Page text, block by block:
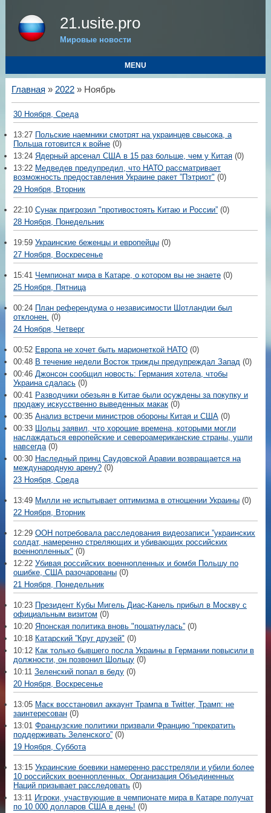
21.usite.pro
Мировые новости
MENU
Главная » 2022 » Ноябрь
30 Ноября, Среда
13:27 Польские наемники смотрят на украинцев свысока, а
Польша готовится к войне (0)
13:24 Ядерный арсенал США в 15 раз больше, чем у Китая (0)
13:22 Медведев предупредил, что НАТО рассматривает
возможность предоставления Украине ракет ”Пэтриот" (0)
29 Ноября, Вторник
22:10 Сунак пригрозил "противостоять Китаю и России” (0)
28 Ноября, Понедельник
19:59 Украинские беженцы и европейцы (0)
27 Ноября, Воскресенье
15:41 Чемпионат мира в Катаре, о котором вы не знаете (0)
25 Ноября, Пятница
00:24 План референдума о независимости Шотландии был
отклонен. (0)
24 Ноября, Четверг
00:52 Европа не хочет быть марионеткой НАТО (0)
00:48 В течение недели Восток трижды предупреждал Запад (0)
00:46 Джонсон сообщил новость: Германия хотела, чтобы
Украина сдалась (0)
00:41 Разводчики обезьян в Китае были осуждены за покупку и
продажу искусственно выведенных макак (0)
00:35 Анализ встречи министров обороны Китая и США (0)
00:33 Шольц заявил, что хорошие времена, которыми могли
наслаждаться европейские и североамериканские страны, ушли
навсегда (0)
00:30 Наследный принц Саудовской Аравии возвращается на
международную арену? (0)
23 Ноября, Среда
13:49 Милли не испытывает оптимизма в отношении Украины (0)
22 Ноября, Вторник
12:29 ООН потребовала расследования видеозаписи ”украинских
солдат, намеренно стреляющих и убивающих российских
военнопленных" (0)
12:22 Убивая российских военнопленных и бомбя Польшу по
ошибке, США разочарованы (0)
21 Ноября, Понедельник
10:23 Президент Кубы Мигель Диас-Канель прибыл в Москву с
официальным визитом (0)
10:20 Японская политика вновь "пошатнулась” (0)
10:18 Катарский ”Круг друзей" (0)
10:12 Как только бывшего посла Украины в Германии повысили в
должности, он позвонил Шольцу (0)
10:11 Зеленский попал в беду (0)
20 Ноября, Воскресенье
13:05 Маск восстановил аккаунт Трампа в Twitter, Трамп: не
заинтересован (0)
13:01 Французские политики призвали Францию “прекратить
поддерживать Зеленского” (0)
19 Ноября, Суббота
13:15 Украинские боевики намеренно расстреляли и убили более
10 российских военнопленных. Организация Объединенных
Наций призывает расследовать (0)
13:11 Игроки, участвующие в чемпионате мира в Катаре получат
по 10 000 долларов США в день! (0)